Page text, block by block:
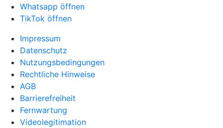
Whatsapp öffnen
TikTok öffnen
Impressum
Datenschutz
Nutzungsbedingungen
Rechtliche Hinweise
AGB
Barrierefreiheit
Fernwartung
Videolegitimation